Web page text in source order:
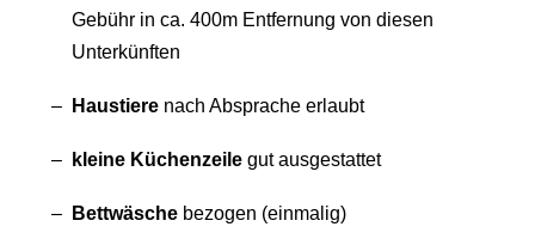
Gebühr in ca. 400m Entfernung von diesen
Unterkünften
Haustiere nach Absprache erlaubt
kleine Küchenzeile gut ausgestattet
Bettwäsche bezogen (einmalig)